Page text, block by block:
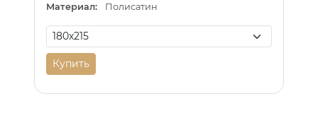
Материал:
Полисатин
Купить